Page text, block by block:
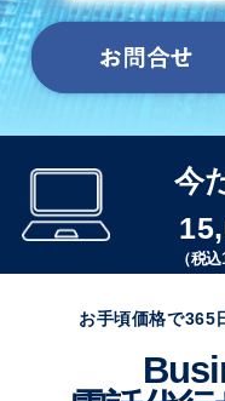
今
（税
お手頃価格で365